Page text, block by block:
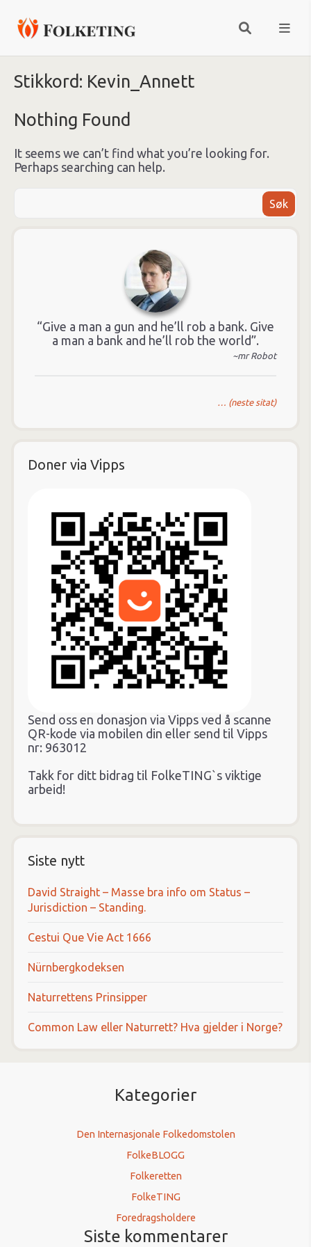
Stikkord: Kevin_Annett
Nothing Found
It seems we can’t find what you’re looking for.
Perhaps searching can help.
“Give a man a gun and he’ll rob a bank. Give
a man a bank and he’ll rob the world”.
~mr Robot
… (neste sitat)
Doner via Vipps
Send oss en donasjon via Vipps ved å scanne
QR-kode via mobilen din eller send til Vipps
nr: 963012
Takk for ditt bidrag til FolkeTING`s viktige
arbeid!
Siste nytt
David Straight – Masse bra info om Status –
Jurisdiction – Standing.
Cestui Que Vie Act 1666
Nürnbergkodeksen
Naturrettens Prinsipper
Common Law eller Naturrett? Hva gjelder i Norge?
Kategorier
Den Internasjonale Folkedomstolen
FolkeBLOGG
Folkeretten
FolkeTING
Foredragsholdere
Siste kommentarer